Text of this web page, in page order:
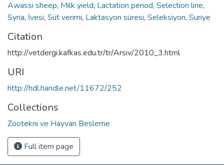
Awassi sheep, Milk yield, Lactation period, Selection line,
Syria, İvesi, Süt verimi, Laktasyon süresi, Seleksiyon, Suriye
Citation
http://vetdergi.kafkas.edu.tr/tr/Arsiv/2010_3.html
URI
http://hdl.handle.net/11672/252
Collections
Zootekni ve Hayvan Besleme
Full item page